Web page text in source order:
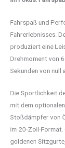
Fahrspaß und
Fahrerlebnisses.
produziert eine
Drehmoment von
Sekunden von null
Die Sportlichkeit
mit dem
Stoßdämpfer von
im 20-Zoll-Format.
goldenen